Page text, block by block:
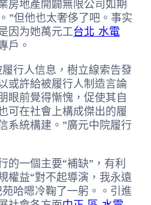
房地產開闢無限公司如期
”但他也太奢侈了吧。事实
因为她萬元工台北 水電
戶。
行人信息，樹立線索告發
或許給被履行人制造言論
眼前覺得慚愧，促使其自
可在社會上構成傑出的履
系統構建。”廣元中院履行
的一個主要“補缺”，有利
權益“對不起導演，我永遠
哈嗯冷鞠了一躬。。引進